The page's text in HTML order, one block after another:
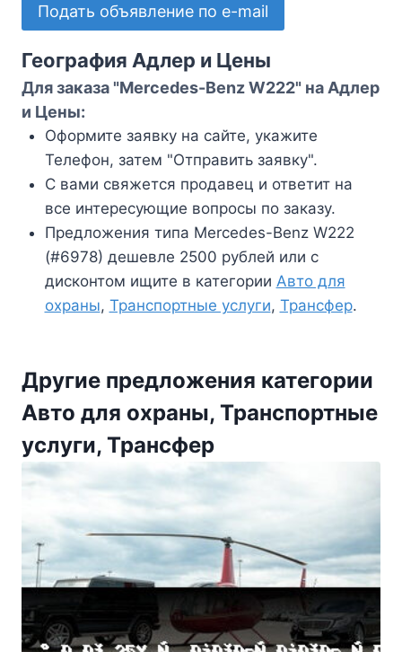
Подать объявление по e-mail
География Адлер и Цены
Для заказа "Mercedes-Benz W222" на Адлер
и Цены:
Оформите заявку на сайте, укажите
Телефон, затем "Отправить заявку".
С вами свяжется продавец и ответит на
все интересующие вопросы по заказу.
Предложения типа Mercedes-Benz W222
(#6978) дешевле 2500 рублей или с
дисконтом ищите в категории Авто для
охраны, Транспортные услуги, Трансфер.
Другие предложения категории
Авто для охраны, Транспортные
услуги, Трансфер